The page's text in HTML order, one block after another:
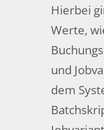
Hierbei
Werte,
und
dem